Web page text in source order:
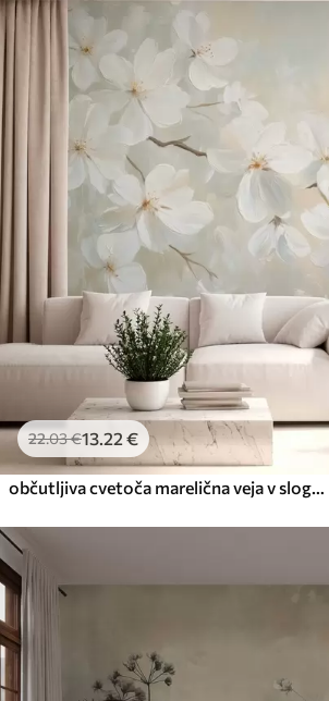
22.03€13.22 €
občutljiva cvetoča marelična veja v slogu oljne slike v pastelnih barvah